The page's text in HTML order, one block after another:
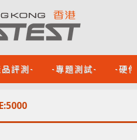
評測- -專題測試- -硬